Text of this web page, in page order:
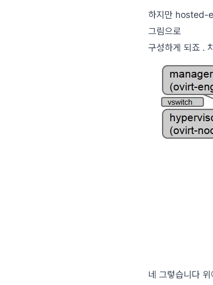
하지만 hosted-
그림으로
구성하게 되죠 .
네 그렇습니다